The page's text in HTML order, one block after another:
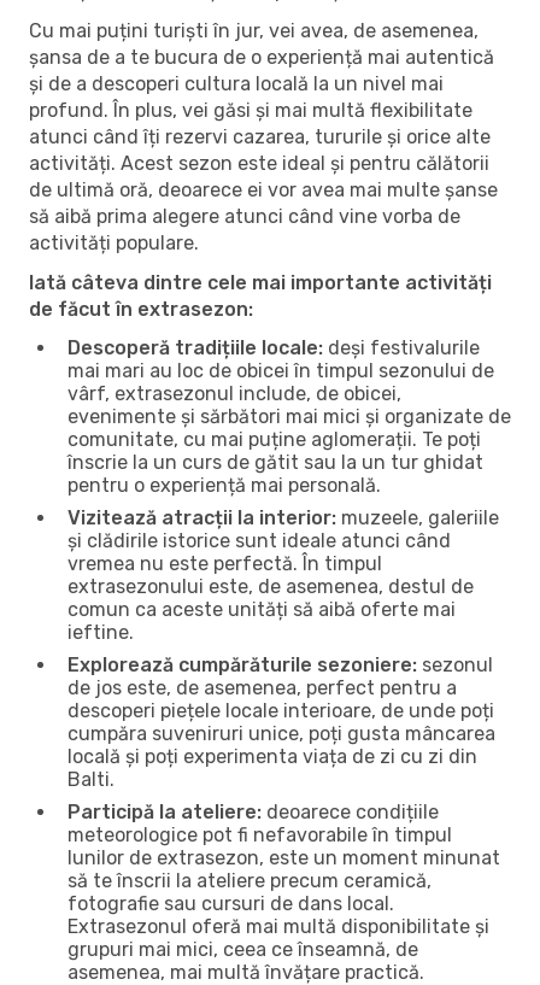
Cu mai puțini turiști în jur, vei avea, de asemenea,
șansa de a te bucura de o experiență mai autentică
și de a descoperi cultura locală la un nivel mai
profund. În plus, vei găsi și mai multă flexibilitate
atunci când îți rezervi cazarea, tururile și orice alte
activități. Acest sezon este ideal și pentru călătorii
de ultimă oră, deoarece ei vor avea mai multe șanse
să aibă prima alegere atunci când vine vorba de
activități populare.
Iată câteva dintre cele mai importante activități
de făcut în extrasezon:
Descoperă tradițiile locale: deși festivalurile
mai mari au loc de obicei în timpul sezonului de
vârf, extrasezonul include, de obicei,
evenimente și sărbători mai mici și organizate de
comunitate, cu mai puține aglomerații. Te poți
înscrie la un curs de gătit sau la un tur ghidat
pentru o experiență mai personală.
Vizitează atracții la interior: muzeele, galeriile
și clădirile istorice sunt ideale atunci când
vremea nu este perfectă. În timpul
extrasezonului este, de asemenea, destul de
comun ca aceste unități să aibă oferte mai
ieftine.
Explorează cumpărăturile sezoniere: sezonul
de jos este, de asemenea, perfect pentru a
descoperi piețele locale interioare, de unde poți
cumpăra suveniruri unice, poți gusta mâncarea
locală și poți experimenta viața de zi cu zi din
Balti.
Participă la ateliere: deoarece condițiile
meteorologice pot fi nefavorabile în timpul
lunilor de extrasezon, este un moment minunat
să te înscrii la ateliere precum ceramică,
fotografie sau cursuri de dans local.
Extrasezonul oferă mai multă disponibilitate și
grupuri mai mici, ceea ce înseamnă, de
asemenea, mai multă învățare practică.